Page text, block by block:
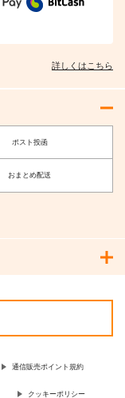
詳しくはこちら
ポスト投函
おまとめ配送
通信販売ポイント規約
クッキーポリシー